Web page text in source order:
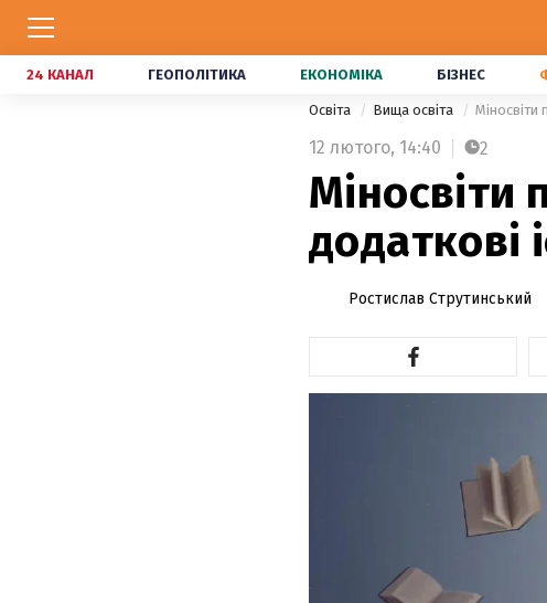
24 КАНАЛ ГЕОПОЛІТИКА ЕКОНОМІКА БІЗНЕС
Освіта Вища освіта Міносвіти
12 лютого, 14:40 2
Міносвіти
додаткові
Ростислав Струтинський